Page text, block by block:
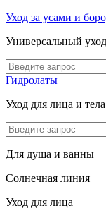
Уход за усами и
Универсальный уход
Гидролаты
Уход для лица и тела
Для душа и ванны
Солнечная линия
Уход для лица